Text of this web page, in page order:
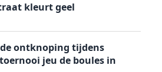
kleurt geel
ontknoping tijdens
jeu de boules in